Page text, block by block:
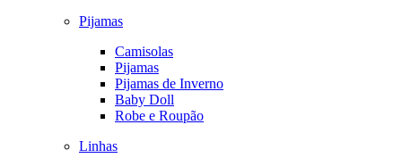
Pijamas
Camisolas
Pijamas
Pijamas de Inverno
Baby Doll
Robe e Roupão
Linhas